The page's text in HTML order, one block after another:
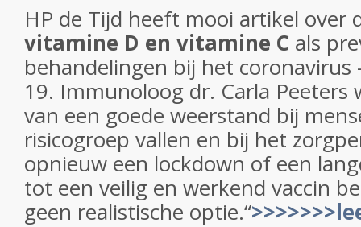
HP de Tijd heeft mooi artikel over
vitamine D en vitamine C als
behandelingen bij het coronavirus
19. Immunoloog dr. Carla Peeters
van een goede weerstand bij
risicogroep vallen en bij het
opnieuw een lockdown of een
tot een veilig en werkend vaccin
geen realistische optie.“